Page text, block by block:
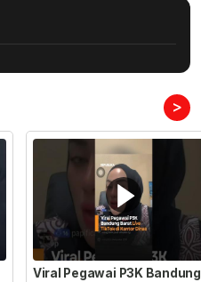
>
Viral Pegawai P3K Bandung